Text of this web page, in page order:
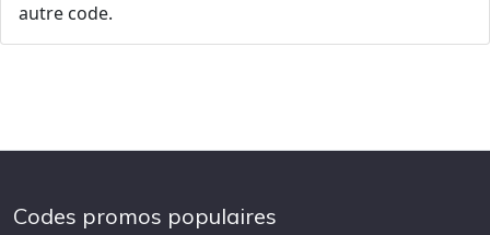
autre code.
Codes promos populaires